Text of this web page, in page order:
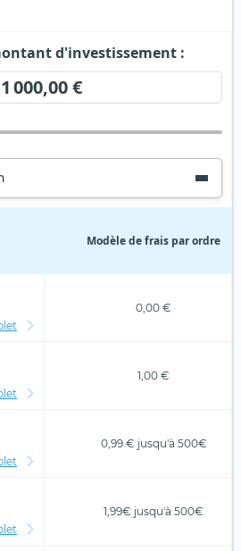
d'investissement :
1 000,00 €
Modèle de frais par ordre
0,00 €
1,00 €
0,99 € jusqu'à 500€
1,99€ jusqu'à 500€